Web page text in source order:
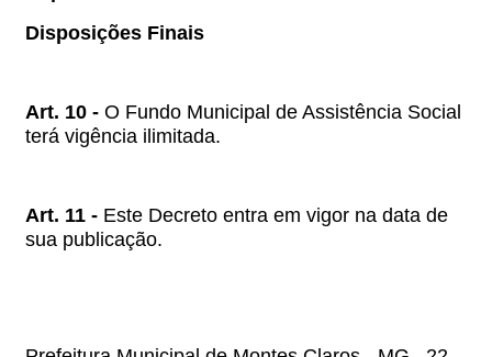
Disposições Finais
Art. 10 - O Fundo Municipal de Assistência Social
terá vigência ilimitada.
Art. 11 - Este Decreto entra em vigor na data de
sua publicação.